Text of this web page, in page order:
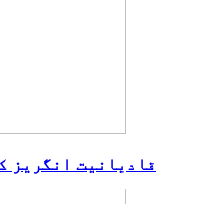
قادیانیت انگریز